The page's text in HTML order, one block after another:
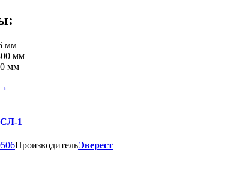
мм
мм
мм
→
1
ПроизводительЭверест